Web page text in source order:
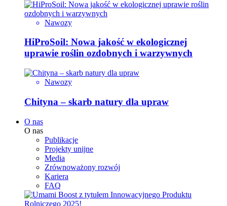
Nawozy
HiProSoil: Nowa jakość w ekologicznej
uprawie roślin ozdobnych i warzywnych
Nawozy
Chityna – skarb natury dla upraw
O nas
O nas
Publikacje
Projekty unijne
Media
Zrównoważony rozwój
Kariera
FAQ